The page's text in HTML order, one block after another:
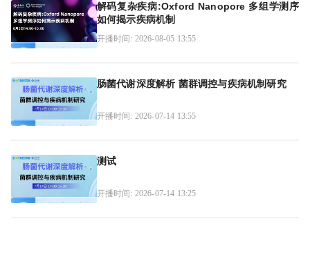
解码复杂疾病:Oxford Nanopore 多组学测序
如何揭示疾病机制
开播时间: 2026-08-05 13:55
肠菌代谢深度解析 菌群调控与疾病机制研究
开播时间: 2026-07-14 13:55
测试
开播时间: 2026-07-14 13:25